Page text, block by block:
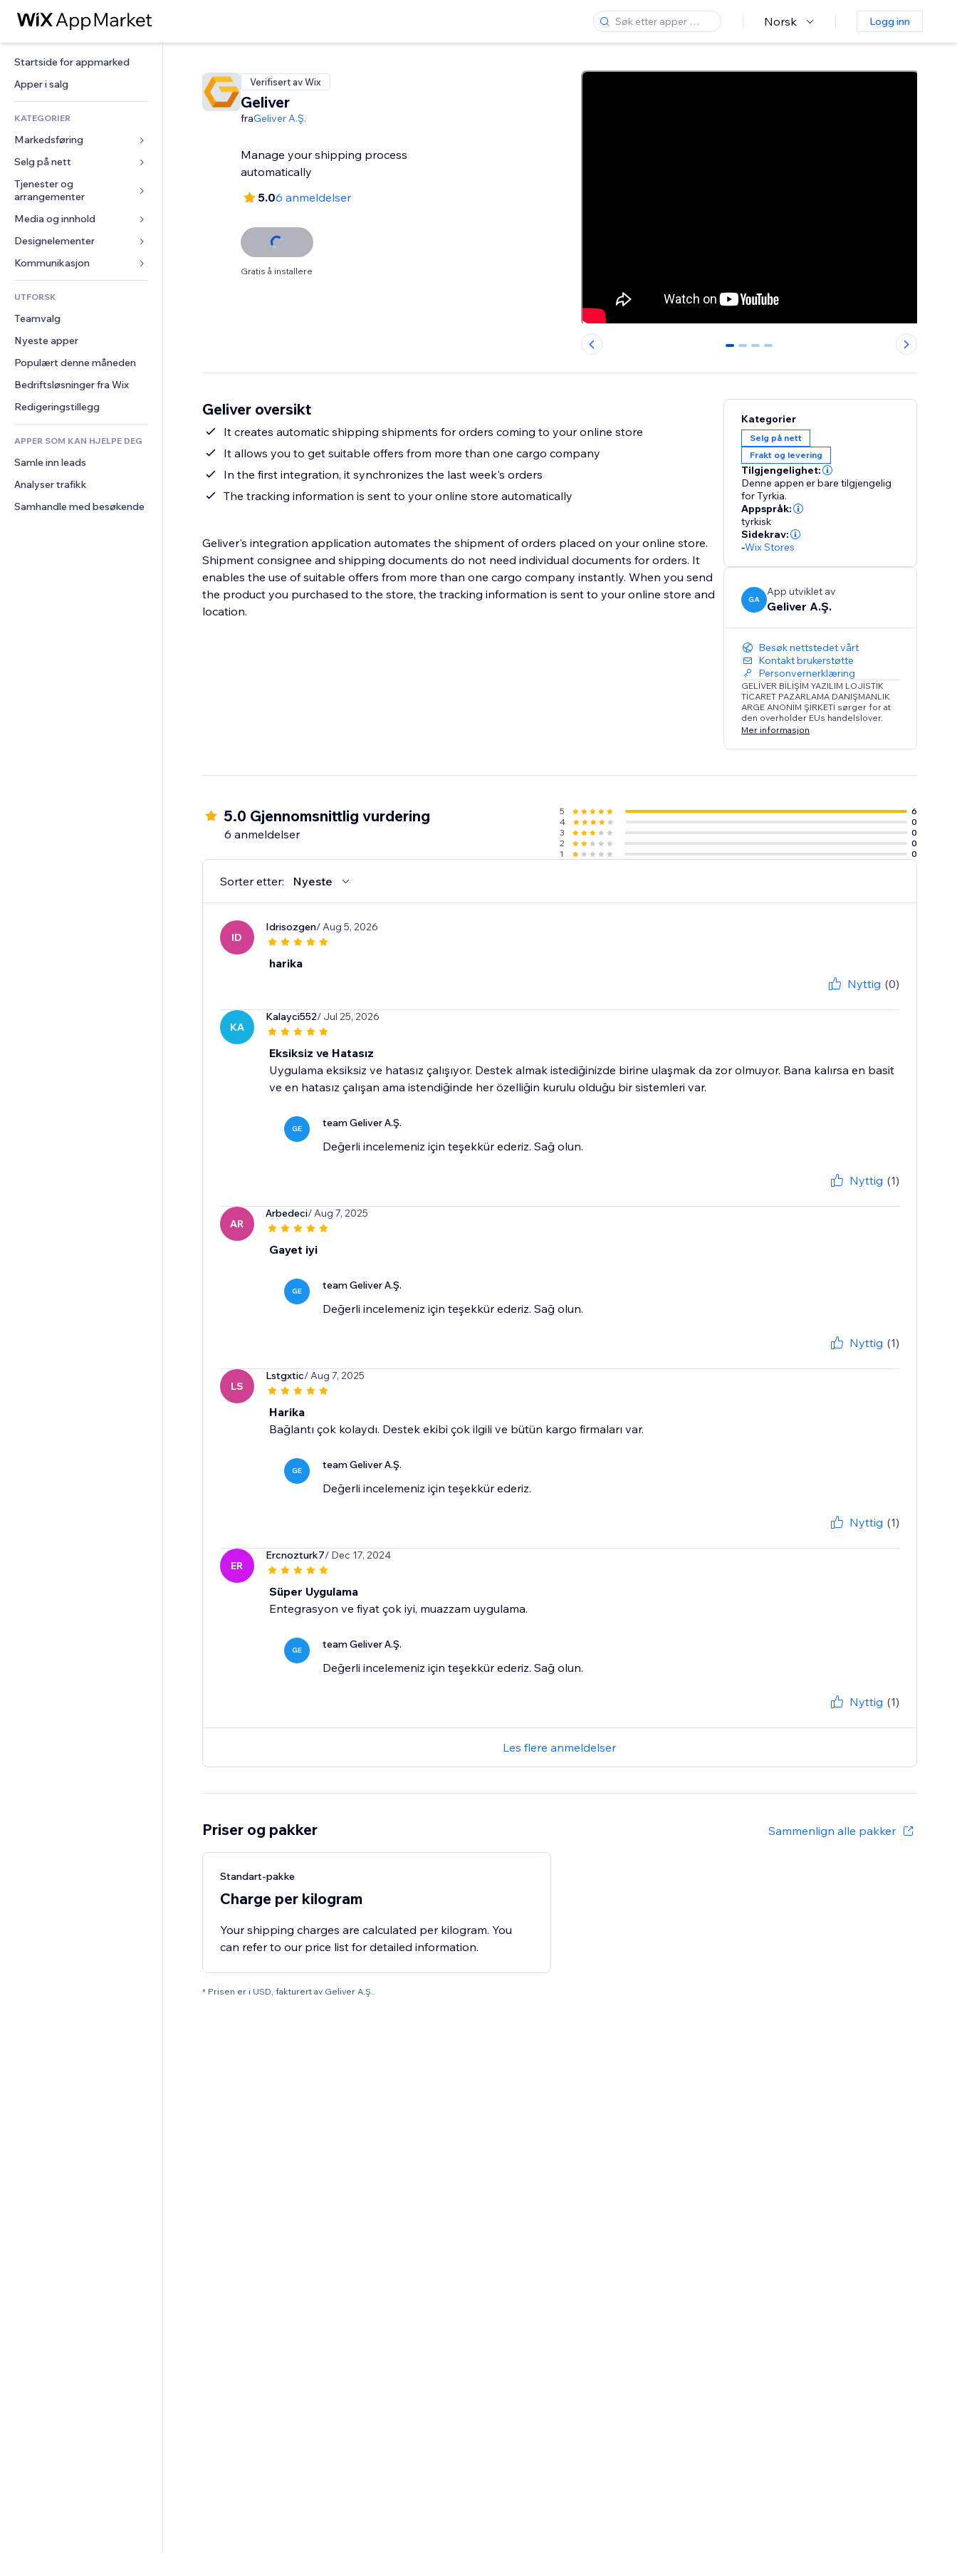
Norsk Logg inn
Startside for appmarked
Apper i salg
KATEGORIER
Markedsføring
Annonser
Mobil
Analyser
Sosiale medier
SEO
Engasjement
Nettstedsoppføringer
E-post
Konvertering
Selg på nett
Apper for butikker
Frakt og levering
Selg-knapper
Nettkurs
On-demand-utskrift
Regnskap
Kuponger og fordelsprogram
Lagerløsninger
Dropshipping
Priser og abonnement
Folkefinansiering
Mat og drikke
Tjenester og
arrangementer
Hoteller
Arrangementer
Restauranter
Eiendom
Bookinger
Media og innhold
Galleri
Musikk
Podkaster
Fotografi
Video
PDF
Fildeling
Nyheter
Designelementer
Kart og navigasjon
Personvern og sikkerhet
Klokke
Sidemaler
Bildeeffekter
Knapper og menyer
Bannere og merker
Kalkulatorer
Søk
Vær
Diagrammer og tabeller
Skjemaer
Avstemninger
Chat
Kommentarer
Telefon
Samfunn
Anmeldelser og
UTFORSK
Teamvalg
Nyeste apper
Populært denne måneden
Bedriftsløsninger fra Wix
Redigeringstillegg
APPER SOM KAN HJELPE DEG
Samle inn leads
Analyser trafikk
Samhandle med besøkende
Verifisert av Wix
Geliver
fraGeliver A.Ş.
Manage your shipping process
automatically
5.06 anmeldelser
Gratis å installere
0 1 2 3
Geliver oversikt
It creates automatic shipping shipments for orders coming to your online store
It allows you to get suitable offers from more than one cargo company
In the first integration, it synchronizes the last week's orders
The tracking information is sent to your online store automatically
Geliver's integration application automates the shipment of orders placed on your online store.
Shipment consignee and shipping documents do not need individual documents for orders. It
enables the use of suitable offers from more than one cargo company instantly. When you send
the product you purchased to the store, the tracking information is sent to your online store and
location.
Kategorier
Selg på nett
Frakt og levering
Tilgjengelighet:
Denne appen er bare tilgjengelig
for Tyrkia.
Appspråk:
tyrkisk
Sidekrav:
-Wix Stores
GA
App utviklet av
Geliver A.Ş.
Besøk nettstedet vårt
Kontakt brukerstøtte
Personvernerklæring
GELİVER BİLİŞİM YAZILIM LOJİSTİK
TİCARET PAZARLAMA DANIŞMANLIK
ARGE ANONİM ŞİRKETİ sørger for at
den overholder EUs handelslover.
Mer informasjon
5.0 Gjennomsnittlig vurdering
6 anmeldelser
5
6
4
0
3
0
2
0
1
0
Sorter etter: Nyeste
ID
Idrisozgen/ Aug 5, 2026
harika
Nyttig (0)
KA
Kalayci552/ Jul 25, 2026
Eksiksiz ve Hatasız
Uygulama eksiksiz ve hatasız çalışıyor. Destek almak istediğinizde birine ulaşmak da zor olmuyor. Bana kalırsa en basit
ve en hatasız çalışan ama istendiğinde her özelliğin kurulu olduğu bir sistemleri var.
GE team Geliver A.Ş.
Değerli incelemeniz için teşekkür ederiz. Sağ olun.
Nyttig (1)
AR
Arbedeci/ Aug 7, 2025
Gayet iyi
GE team Geliver A.Ş.
Değerli incelemeniz için teşekkür ederiz. Sağ olun.
Nyttig (1)
LS
Lstgxtic/ Aug 7, 2025
Harika
Bağlantı çok kolaydı. Destek ekibi çok ilgili ve bütün kargo firmaları var.
GE team Geliver A.Ş.
Değerli incelemeniz için teşekkür ederiz.
Nyttig (1)
ER
Ercnozturk7/ Dec 17, 2024
Süper Uygulama
Entegrasyon ve fiyat çok iyi, muazzam uygulama.
GE team Geliver A.Ş.
Değerli incelemeniz için teşekkür ederiz. Sağ olun.
Nyttig (1)
Les flere anmeldelser
Priser og pakker Sammenlign alle pakker
Standart-pakke
Charge per kilogram
Your shipping charges are calculated per kilogram. You
can refer to our price list for detailed information.
* Prisen er i USD, fakturert av Geliver A.Ş..